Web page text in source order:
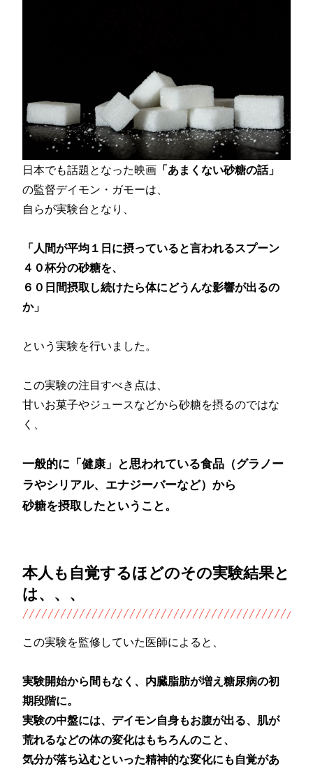
日本でも話題となった映画 「あまくない砂糖の話」
の監督デイモン・ガモーは、
自らが実験台となり、
「人間が平均１日に摂っていると言われるスプーン
４０杯分の砂糖を、
６０日間摂取し続けたら体にどうんな影響が出るの
か」
という実験を行いました。
この実験の注目すべき点は、
甘いお菓子やジュースなどから砂糖を摂るのではな
く、
一般的に「健康」と思われている食品（グラノー
ラやシリアル、エナジーバーなど）から
砂糖を摂取したということ。
本人も自覚するほどのその実験結果と
は、、、
この実験を監修していた医師によると、
実験開始から間もなく、内臓脂肪が増え糖尿病の初
期段階に。
実験の中盤には、デイモン自身もお腹が出る、肌が
荒れるなどの体の変化はもちろんのこと、
気分が落ち込むといった精神的な変化にも自覚があ